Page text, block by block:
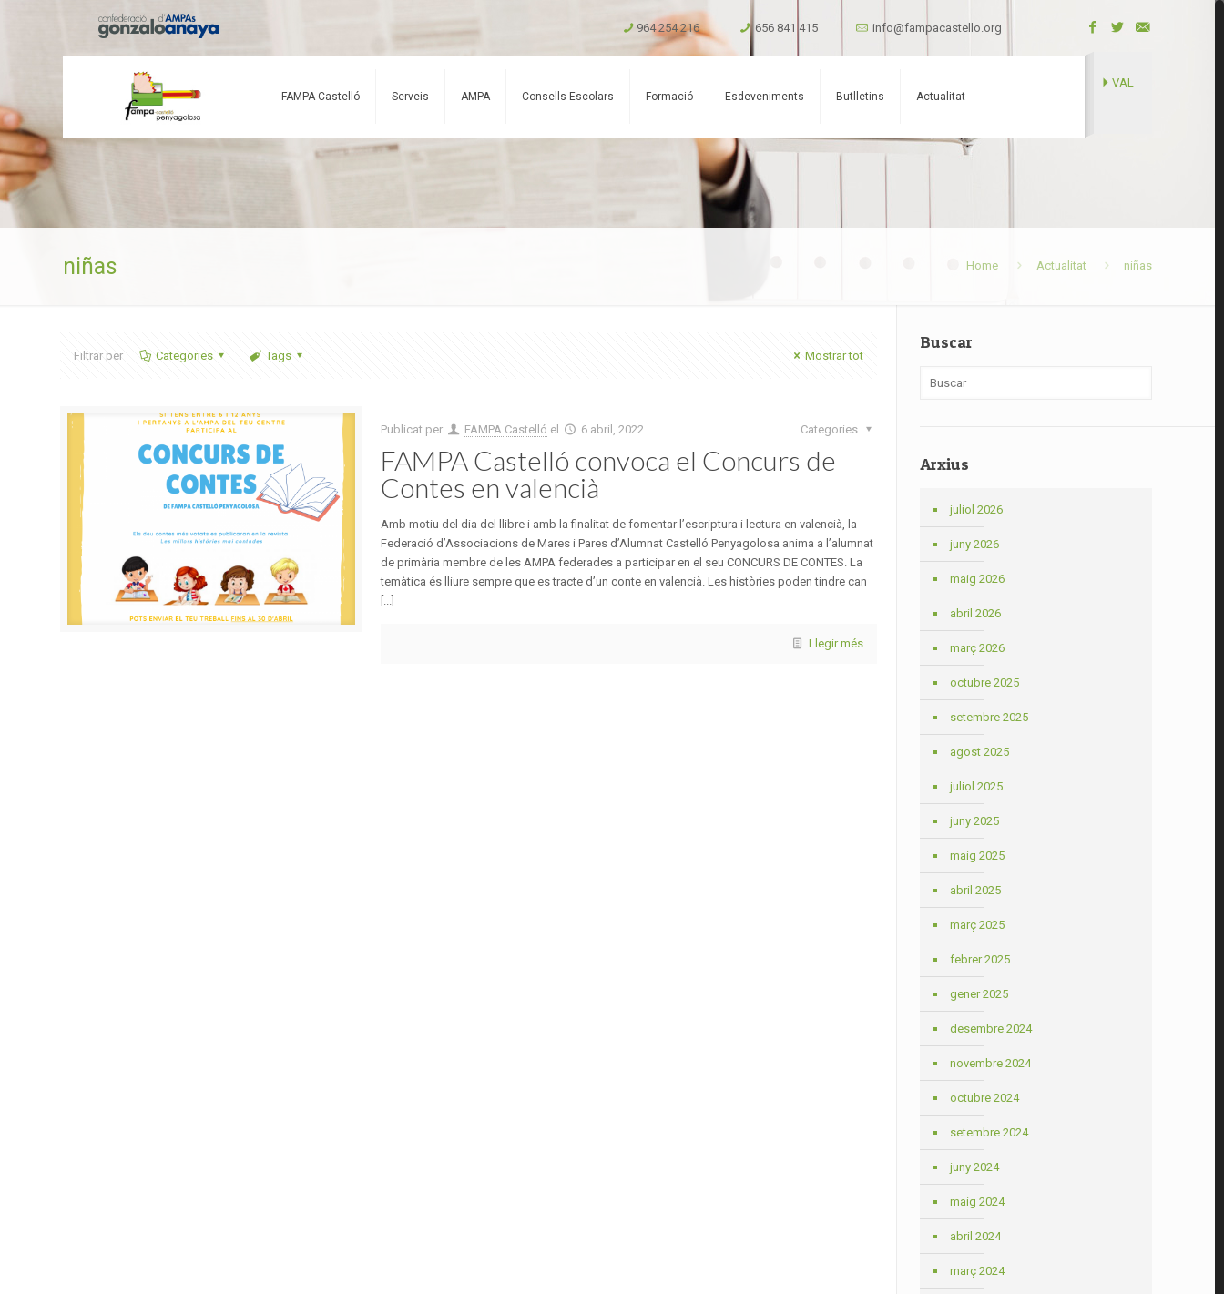
964 254 216 656 841 415 info@fampacastello.org
FAMPA Castelló Serveis AMPA Consells Escolars Formació Esdeveniments Butlletins Actualitat
VAL
niñas Home Actualitat niñas
Filtrar per Categories Tags Mostrar tot
Publicat per FAMPA Castelló el 6 abril, 2022 Categories
FAMPA Castelló convoca el Concurs de
Contes en valencià
Amb motiu del dia del llibre i amb la finalitat de fomentar l’escriptura i lectura en valencià, la
Federació d’Associacions de Mares i Pares d’Alumnat Castelló Penyagolosa anima a l’alumnat
de primària membre de les AMPA federades a participar en el seu CONCURS DE CONTES. La
temàtica és lliure sempre que es tracte d’un conte en valencià. Les històries poden tindre can
[...]
Llegir més
Buscar
Arxius
juliol 2026
juny 2026
maig 2026
abril 2026
març 2026
octubre 2025
setembre 2025
agost 2025
juliol 2025
juny 2025
maig 2025
abril 2025
març 2025
febrer 2025
gener 2025
desembre 2024
novembre 2024
octubre 2024
setembre 2024
juny 2024
maig 2024
abril 2024
març 2024